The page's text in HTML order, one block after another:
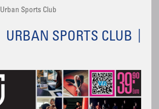
Urban Sports Club
URBAN SPORTS CLUB